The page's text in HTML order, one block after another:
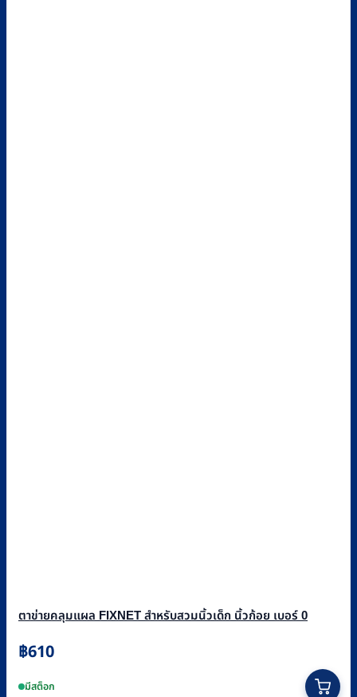
ตาข่ายคลุมแผล FIXNET สำหรับสวมนิ้วเด็ก นิ้วก้อย เบอร์ 0
฿610
มีสต็อก